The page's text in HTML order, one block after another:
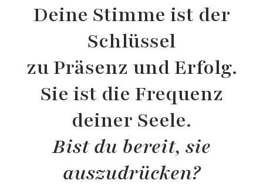
Deine Stimme ist der
Schlüssel
zu Präsenz und Erfolg.
Sie ist die Frequenz
deiner Seele.
Bist du bereit, sie
auszudrücken?